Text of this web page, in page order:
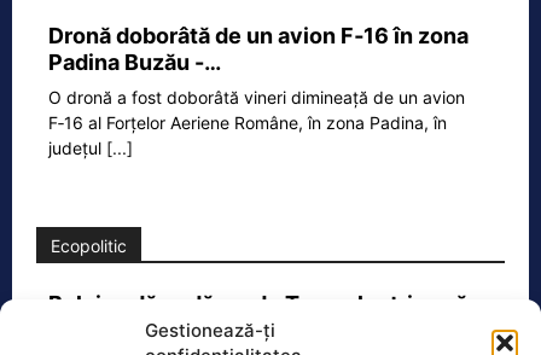
Gestionează-ți
Dronă doborâtă de un avion F‑16 în zona
Padina Buzău -…
O dronă a fost doborâtă vineri dimineață de un avion
F‑16 al Forțelor Aeriene Române, în zona Padina, în
județul [...]
Ecopolitic
Bolojan dă undă verde Transelectrica să
taie curentul companiilor, în contextul…